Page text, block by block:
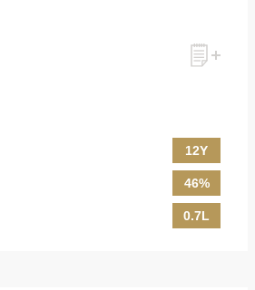
12Y
46%
0.7L